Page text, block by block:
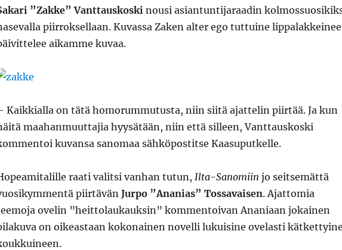
”Zakke” Vanttauskoskinousi asiantuntijaraadin
piirroksellaan. Kuvassa Zaken alter ego tuttuine
aikamme kuvaa.
Kaikkialla on tätä homorummutusta, niin siitä ajattelin piirtää. Ja kun
maahanmuuttajia hyysätään, niin että silleen, Vanttauskoski
kuvansa sanomaa sähköpostitse Kaasuputkelle.
raati valitsi vanhan tutun, Ilta-Sanomiin jo seitsemättä
piirtävän Jurpo ”Ananias” Tossavaisen. Ajattomia
ovelin ”heittolaukauksin” kommentoivan Ananiaan jokainen
on oikeastaan kokonainen novelli lukuisine ovelasti